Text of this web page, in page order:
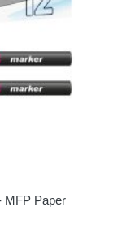
MFP Paper